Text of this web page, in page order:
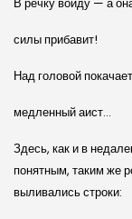
силы прибавит!
Над головой
медленный аист…
Здесь, как и в
понятным, таким же
выливались строки: